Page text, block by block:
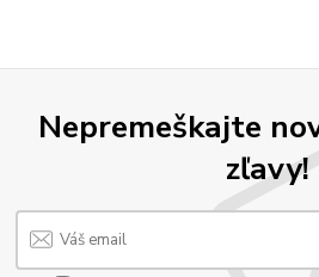
Nepremeškajte
zľavy!